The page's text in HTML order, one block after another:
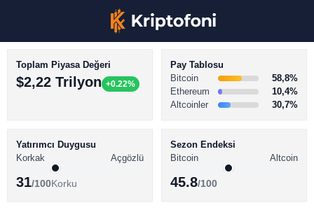
BİTCOİN HABERLERİ
ALTCOİN HABERLERİ
Toplam Piyasa Değeri
$2,22 Trilyon +0.22%
Pay Tablosu
Bitcoin
58,8%
Ethereum
10,4%
Altcoinler
30,7%
Yatırımcı Duygusu
Korkak
Açgözlü
31/100Korku
Sezon Endeksi
Bitcoin
Altcoin
45.8/100